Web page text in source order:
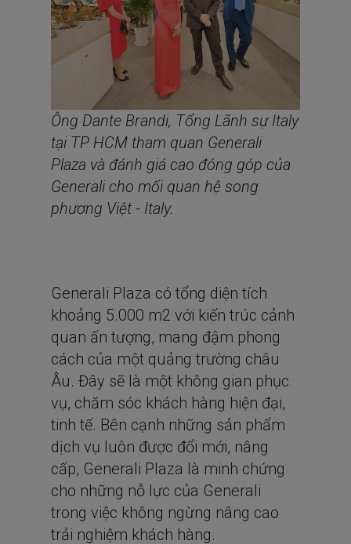
Ông Dante Brandi, Tổng Lãnh sự Italy
tại TP HCM tham quan Generali
Plaza và đánh giá cao đóng góp của
Generali cho mối quan hệ song
phương Việt - Italy.
Generali Plaza có tổng diện tích
khoảng 5.000 m2 với kiến trúc cảnh
quan ấn tượng, mang đậm phong
cách của một quảng trường châu
Âu. Đây sẽ là một không gian phục
vụ, chăm sóc khách hàng hiện đại,
tinh tế. Bên cạnh những sản phẩm
dịch vụ luôn được đổi mới, nâng
cấp, Generali Plaza là minh chứng
cho những nỗ lực của Generali
trong việc không ngừng nâng cao
trải nghiệm khách hàng.